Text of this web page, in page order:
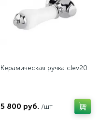
Керамическая ручка clev20
5 800 руб. /шт